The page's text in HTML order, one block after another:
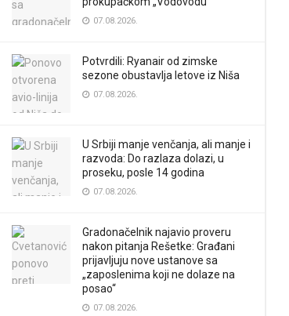
07.08.2026.
Potvrdili: Ryanair od zimske
sezone obustavlja letove iz Niša
07.08.2026.
U Srbiji manje venčanja, ali manje i
razvoda: Do razlaza dolazi, u
proseku, posle 14 godina
07.08.2026.
Gradonačelnik najavio proveru
nakon pitanja Rešetke: Građani
prijavljuju nove ustanove sa
„zaposlenima koji ne dolaze na
posao“
07.08.2026.